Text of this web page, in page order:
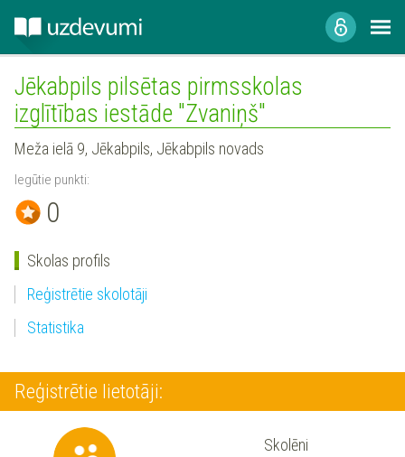
Jēkabpils pilsētas pirmsskolas
izglītības iestāde "Zvaniņš"
Meža ielā 9, Jēkabpils, Jēkabpils novads
Iegūtie punkti:
0
Skolas profils
Reģistrētie skolotāji
Statistika
Reģistrētie lietotāji:
Skolēni